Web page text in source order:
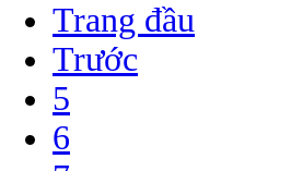
Trang đầu
Trước
5
6